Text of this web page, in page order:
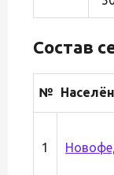
Состав
№
1